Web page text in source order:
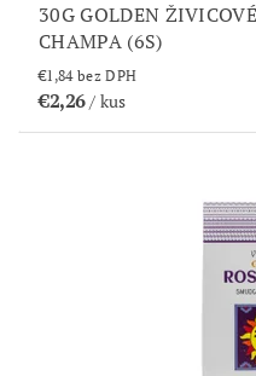
30G GOLDEN
CHAMPA (6S)
€1,84 bez DPH
€2,26/ kus